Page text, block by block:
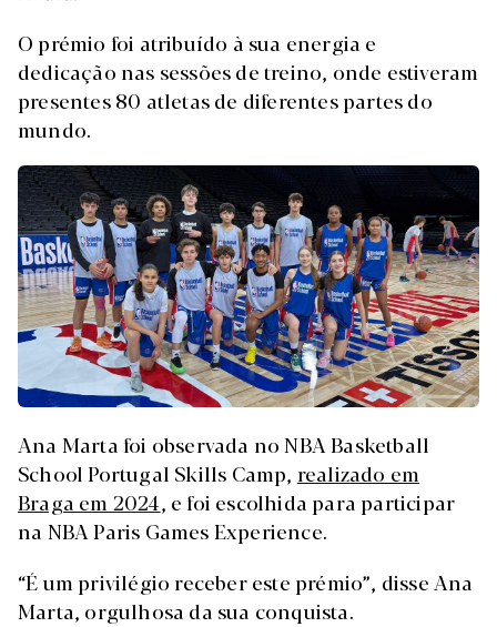
O prémio foi atribuído à sua energia e
dedicação nas sessões de treino, onde estiveram
presentes 80 atletas de diferentes partes do
mundo.
Ana Marta foi observada no NBA Basketball
School Portugal Skills Camp, realizado em
Braga em 2024, e foi escolhida para participar
na NBA Paris Games Experience.
“É um privilégio receber este prémio”, disse Ana
Marta, orgulhosa da sua conquista.